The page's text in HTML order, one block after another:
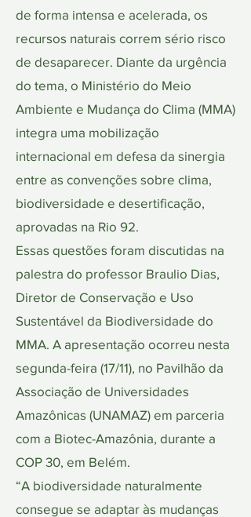
de forma intensa e acelerada, os
recursos naturais correm sério risco
de desaparecer. Diante da urgência
do tema, o Ministério do Meio
Ambiente e Mudança do Clima (MMA)
integra uma mobilização
internacional em defesa da sinergia
entre as convenções sobre clima,
biodiversidade e desertificação,
aprovadas na Rio 92.
Essas questões foram discutidas na
palestra do professor Braulio Dias,
Diretor de Conservação e Uso
Sustentável da Biodiversidade do
MMA. A apresentação ocorreu nesta
segunda-feira (17/11), no Pavilhão da
Associação de Universidades
Amazônicas (UNAMAZ) em parceria
com a Biotec-Amazônia, durante a
COP 30, em Belém.
“A biodiversidade naturalmente
consegue se adaptar às mudanças